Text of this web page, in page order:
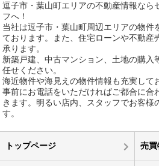
逗子市・葉山町エリアの不動産情報なら
フへ！
当社は逗子市・葉山町周辺エリアの物件
ております。また、住宅ローンや不動産
承ります。
新築戸建、中古マンション、土地の購入
任せください。
海近物件や海見えの物件情報も充実して
事前にお電話をいただければご都合に合
きます。明るい店内、スタッフでお客様
す。
トップページ 売買